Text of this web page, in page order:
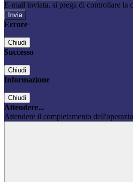
E-mail inviata, si prega di controllare la
Errore
Chiudi
Successo
Chiudi
Informazione
Chiudi
Attendere...
Attendere il completamento